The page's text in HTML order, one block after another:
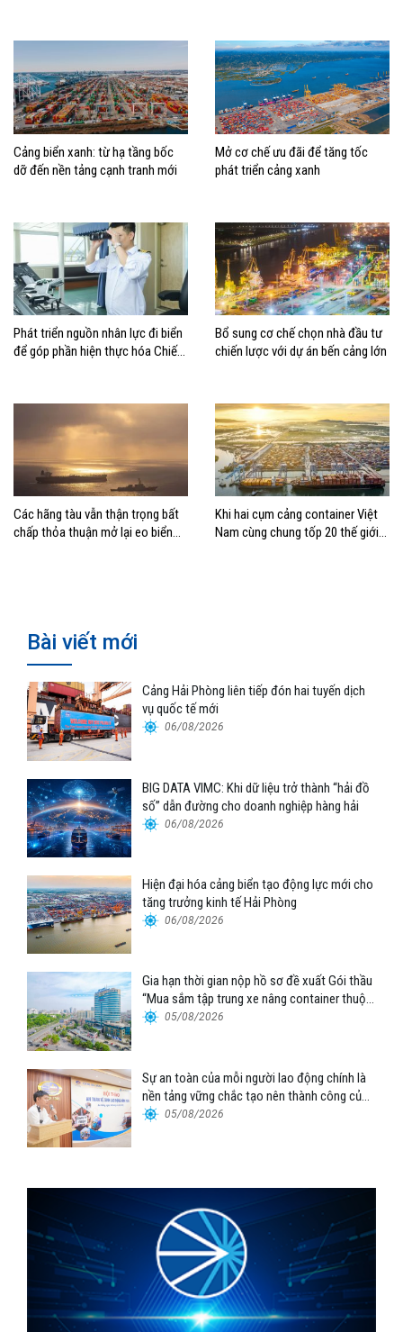
biển mạnh
Cảng biển xanh: từ hạ tầng bốc
dỡ đến nền tảng cạnh tranh mới
Mở cơ chế ưu đãi để tăng tốc
phát triển cảng xanh
Phát triển nguồn nhân lực đi biển
để góp phần hiện thực hóa Chiến
Bổ sung cơ chế chọn nhà đầu tư
chiến lược với dự án bến cảng lớn
Các hãng tàu vẫn thận trọng bất
chấp thỏa thuận mở lại eo biển
Khi hai cụm cảng container Việt
Nam cùng chung tốp 20 thế giới
Bài viết mới
Cảng Hải Phòng liên tiếp đón hai tuyến dịch
vụ quốc tế mới
06/08/2026
BIG DATA VIMC: Khi dữ liệu trở thành “hải đồ
số” dẫn đường cho doanh nghiệp hàng hải
06/08/2026
Hiện đại hóa cảng biển tạo động lực mới cho
tăng trưởng kinh tế Hải Phòng
06/08/2026
Gia hạn thời gian nộp hồ sơ đề xuất Gói thầu
“Mua sắm tập trung xe nâng container thuộc
Tổng công ty Hàng hải Việt Nam – CTCP”
05/08/2026
Sự an toàn của mỗi người lao động chính là
nền tảng vững chắc tạo nên thành công của
Cảng Đà Nẵng
05/08/2026